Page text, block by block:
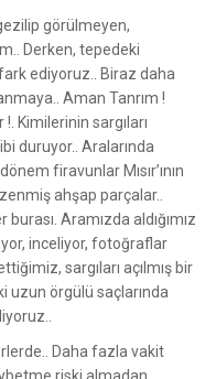
görülmeyen,
Derken, tepedeki
ediyoruz.. Biraz daha
Aman Tanrım !
Kimilerinin sargıları
duruyor.. Aralarında
firavunlar Mısır’ının
ahşap parçalar..
Aramızda aldığımız
inceliyor, fotoğraflar
sargıları açılmış bir
uzun örgülü saçlarında
Daha fazla vakit